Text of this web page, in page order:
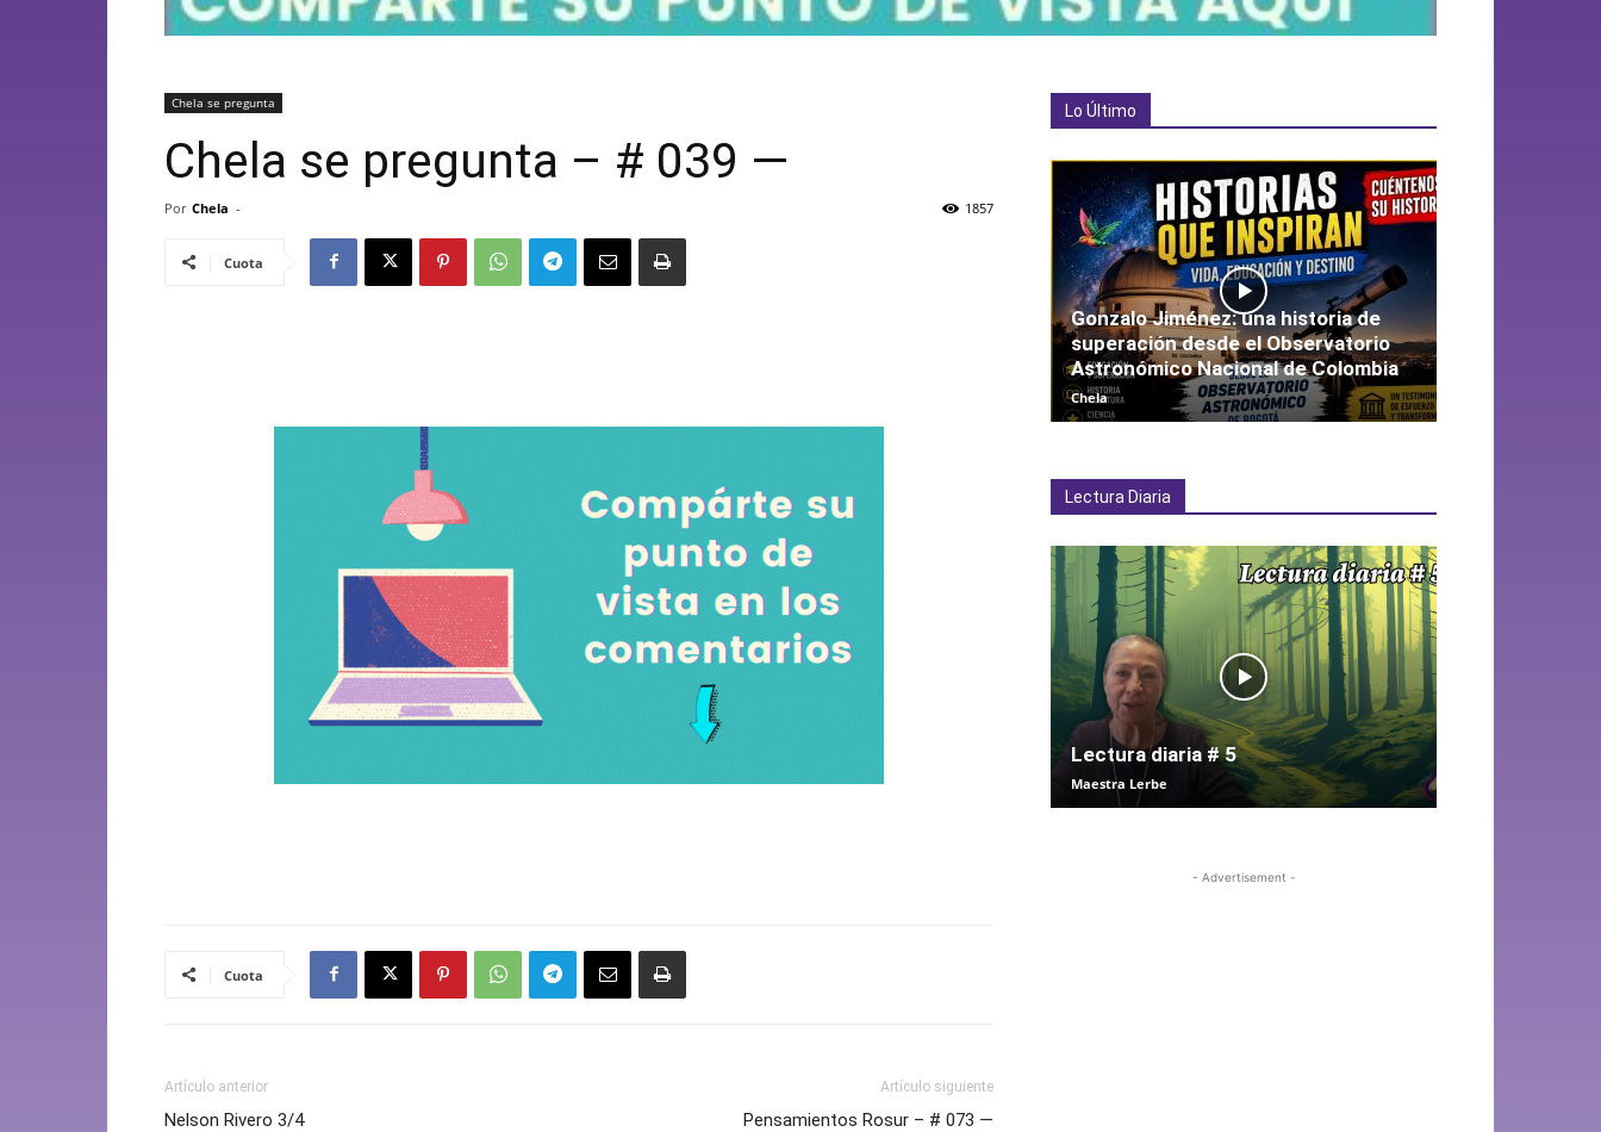
Chela se pregunta
Chela se pregunta – # 039 —
Por Chela - 1857
Cuota
Cuota
Artículo anterior
Nelson Rivero 3/4
Artículo siguiente
Pensamientos Rosur – # 073 —
Lo Último
Gonzalo Jiménez: una historia de
superación desde el Observatorio
Astronómico Nacional de Colombia
Chela
Lectura Diaria
Lectura diaria # 5
Maestra Lerbe
- Advertisement -